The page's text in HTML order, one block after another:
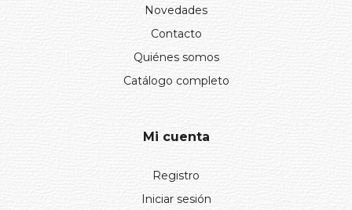
Novedades
Contacto
Quiénes somos
Catálogo completo
Mi cuenta
Registro
Iniciar sesión